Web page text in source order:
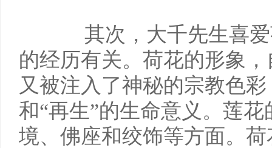
其次，大千先生喜
的经历有关。荷花的形象
又被注入了神秘的宗教色
和“再生”的生命意义。莲
境、佛座和绞饰等方面。